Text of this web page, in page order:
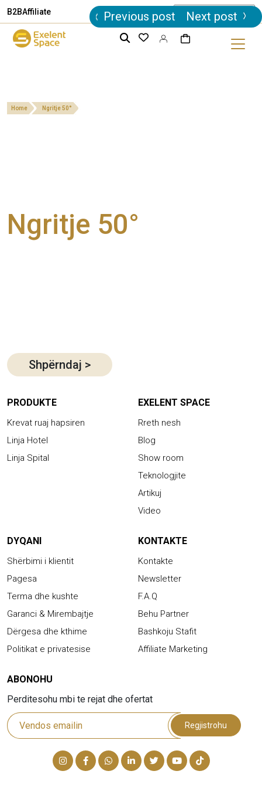
B2BAffiliate
Home Ngritje 50°
Ngritje 50°
Post
navigation
Previous post Next post
Shpërndaj >
PRODUKTE
Krevat ruaj hapsiren
Linja Hotel
Linja Spital
EXELENT SPACE
Rreth nesh
Blog
Show room
Teknologjite
Artikuj
Video
DYQANI
Shërbimi i klientit
Pagesa
Terma dhe kushte
Garanci & Mirembajtje
Dërgesa dhe kthime
Politikat e privatesise
KONTAKTE
Kontakte
Newsletter
F.A.Q
Behu Partner
Bashkoju Stafit
Affiliate Marketing
ABONOHU
Perditesohu mbi te rejat dhe ofertat
Regjistrohu